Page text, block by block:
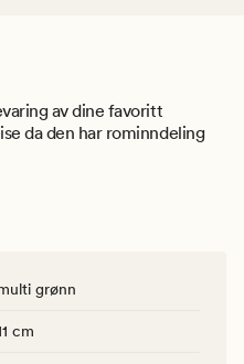
av dine favoritt
da den har rominndeling
grønn
cm